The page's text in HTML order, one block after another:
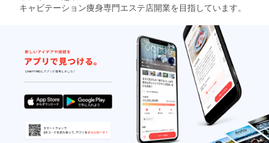
キャビテーション痩身専門エステ店開業を目指しています。